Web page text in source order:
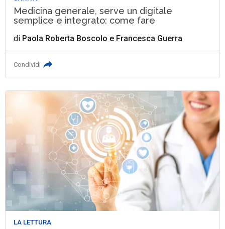
Medicina generale, serve un digitale
semplice e integrato: come fare
di Paola Roberta Boscolo e Francesca Guerra
Condividi
LA LETTURA